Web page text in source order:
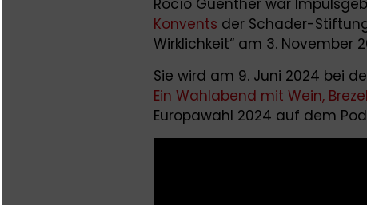
Konvents der Schader-
Wirklichkeit“ am 3. November
Sie wird am 9. Juni 2024 bei
Ein Wahlabend mit Wein,
Europawahl 2024 auf dem